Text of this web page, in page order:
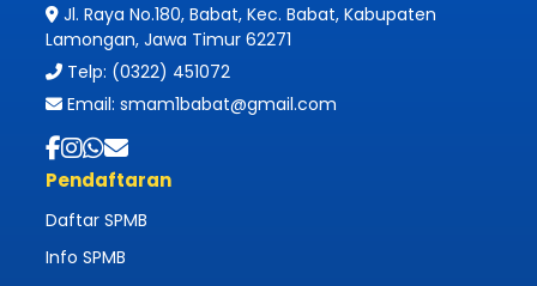
Jl. Raya No.180, Babat, Kec. Babat, Kabupaten
Lamongan, Jawa Timur 62271
Telp: (0322) 451072
Email: smam1babat@gmail.com
Pendaftaran
Daftar SPMB
Info SPMB